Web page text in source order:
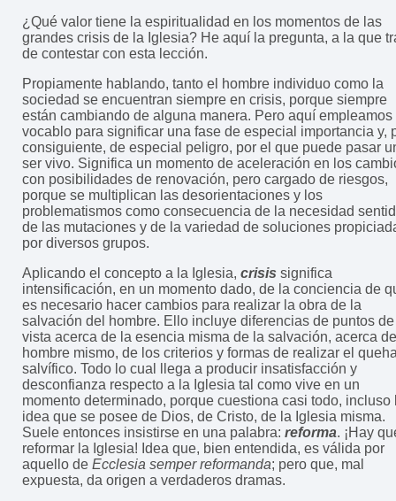
¿Qué valor tiene la espiritualidad en los momentos de las
grandes crisis de la Iglesia? He aquí la pregunta, a la que
de contestar con esta lección.
Propiamente hablando, tanto el hombre individuo como la
sociedad se encuentran siempre en crisis, porque siempre
están cambiando de alguna manera. Pero aquí empleamos
vocablo para significar una fase de especial importancia y,
consiguiente, de especial peligro, por el que puede pasar
ser vivo. Significa un momento de aceleración en los
con posibilidades de renovación, pero cargado de riesgos,
porque se multiplican las desorientaciones y los
problematismos como consecuencia de la necesidad
de las mutaciones y de la variedad de soluciones
por diversos grupos.
Aplicando el concepto a la Iglesia, crisis significa
intensificación, en un momento dado, de la conciencia de
es necesario hacer cambios para realizar la obra de la
salvación del hombre. Ello incluye diferencias de puntos de
vista acerca de la esencia misma de la salvación, acerca
hombre mismo, de los criterios y formas de realizar el
salvífico. Todo lo cual llega a producir insatisfacción y
desconfianza respecto a la Iglesia tal como vive en un
momento determinado, porque cuestiona casi todo, incluso
idea que se posee de Dios, de Cristo, de la Iglesia misma.
Suele entonces insistirse en una palabra: reforma. ¡Hay
reformar la Iglesia! Idea que, bien entendida, es válida por
aquello de Ecclesia semper reformanda; pero que, mal
expuesta, da origen a verdaderos dramas.